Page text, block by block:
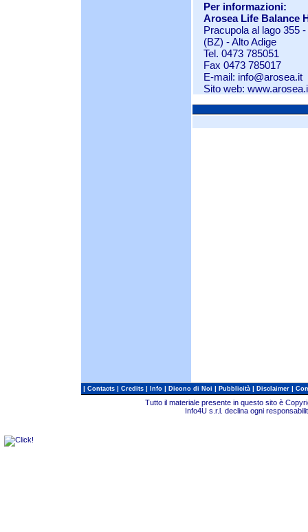
Per informazioni:
Arosea Life Balance
Pracupola al lago 355
(BZ) - Alto Adige
Tel. 0473 785051
Fax 0473 785017
E-mail: info@arosea.it
Sito web:
| Contacts | Credits | Info | Dicono di Noi | Pubblicità | Disclaimer |
Tutto il materiale presente in questo sito è
Info4U s.r.l. declina ogni